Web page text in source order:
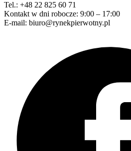
Tel.: +48 22 825 60 71
Kontakt w dni robocze: 9:00 – 17:00
E-mail: biuro@rynekpierwotny.pl